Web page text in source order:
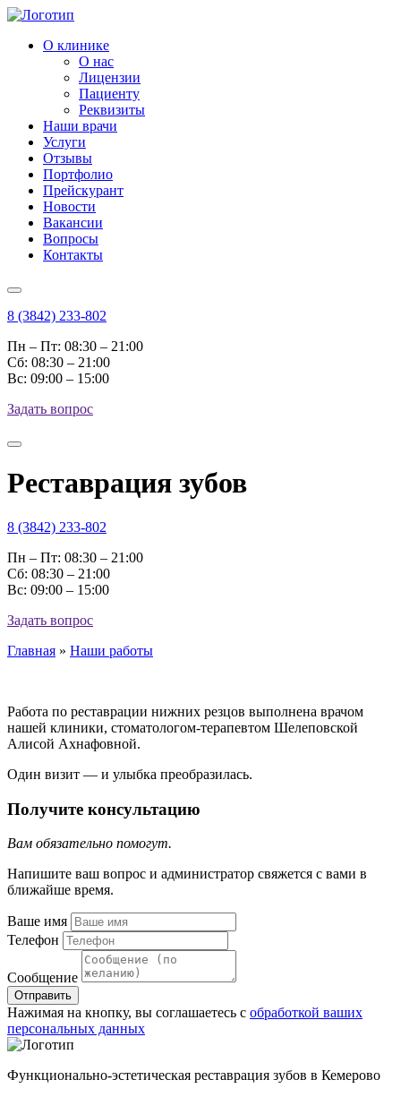
О клинике
О нас
Лицензии
Пациенту
Реквизиты
Наши врачи
Услуги
Отзывы
Портфолио
Прейскурант
Новости
Вакансии
Вопросы
Контакты
8 (3842) 233-802
Пн – Пт: 08:30 – 21:00
Cб: 08:30 – 21:00
Вс: 09:00 – 15:00
Задать вопрос
Реставрация зубов
8 (3842) 233-802
Пн – Пт: 08:30 – 21:00
Cб: 08:30 – 21:00
Вс: 09:00 – 15:00
Задать вопрос
Главная » Наши работы
Работа по реставрации нижних резцов выполнена врачом
нашей клиники, стоматологом-терапевтом Шелеповской
Алисой Ахнафовной.
Один визит — и улыбка преобразилась.
Получите консультацию
Вам обязательно помогут.
Напишите ваш вопрос и администратор свяжется с вами в
ближайше время.
Ваше имя
Телефон
Сообщение
Отправить
Нажимая на кнопку, вы соглашаетесь с обработкой ваших
персональных данных
Функционально-эстетическая реставрация зубов в Кемерово